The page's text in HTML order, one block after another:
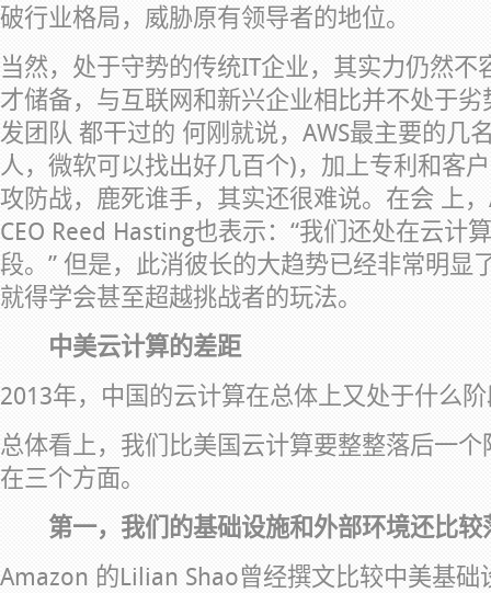
破行业格局，威胁原有领导者的地位。
当然，处于守势的传统IT企业，其实力仍然不
才储备，与互联网和新兴企业相比并不处于
发团队 都干过的 何刚就说，AWS最主要的几
人，微软可以找出好几百个)，加上专利和客
攻防战，鹿死谁手，其实还很难说。在会 上
CEO Reed Hasting也表示：“我们还处在云计
段。” 但是，此消彼长的大趋势已经非常明显
就得学会甚至超越挑战者的玩法。
中美云计算的差距
2013年，中国的云计算在总体上又处于什么阶
总体看上，我们比美国云计算要整整落后一
在三个方面。
第一，我们的基础设施和外部环境还比较
Amazon 的Lilian Shao曾经撰文比较中美基